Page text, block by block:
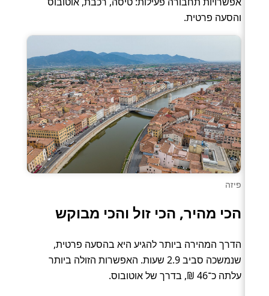
והסעה פרטית.
פיזה
הכי מהיר, הכי זול והכי מבוקש
הדרך המהירה ביותר להגיע היא בהסעה פרטית,
שנמשכה סביב 2.9 שעות. האפשרות הזולה ביותר
עלתה כ־46 ₪, בדרך של אוטובוס.